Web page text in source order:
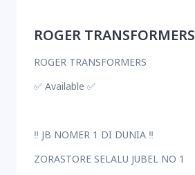
ROGER TRANSFORMERS
ROGER TRANSFORMERS
✅ Available ✅
‼️ JB NOMER 1 DI DUNIA ‼️
ZORASTORE SELALU JUBEL NO 1